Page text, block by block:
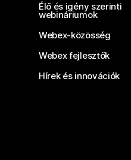
Élő és igény szerinti
webináriumok
Webex-közösség
Webex fejlesztők
Hírek és innovációk